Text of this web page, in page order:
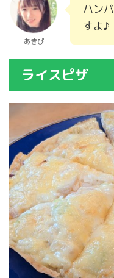
あきぴ
ハン
すよ♪
ライスピザ